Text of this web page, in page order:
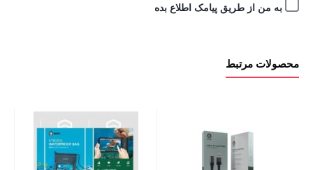
به من از طریق پیامک اطلاع بده
محصولات مرتبط